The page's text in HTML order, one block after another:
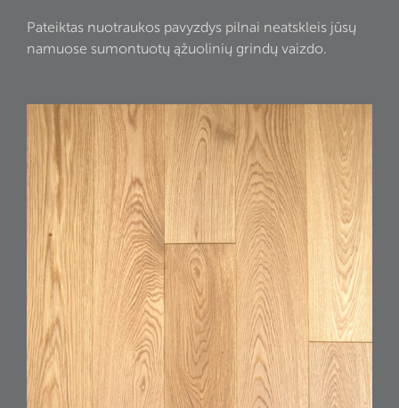
Pateiktas nuotraukos pavyzdys pilnai neatskleis jūsų
namuose sumontuotų ąžuolinių grindų vaizdo.